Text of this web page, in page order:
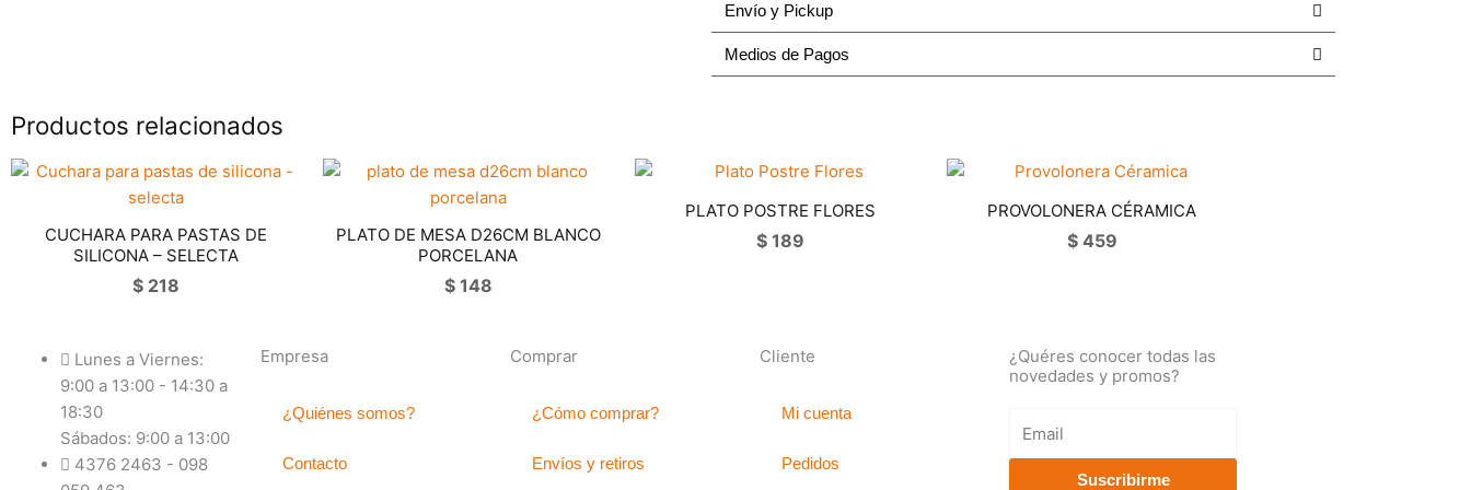
31CM
cantidad
Envío y Pickup
Medios de Pagos
Productos relacionados
CUCHARA PARA PASTAS DE
SILICONA – SELECTA
$ 218
PLATO DE MESA D26CM BLANCO
PORCELANA
$148
PLATO POSTRE FLORES
$189
PROVOLONERA CÉRAMICA
$459
Lunes a Viernes:
9:00 a 13:00 - 14:30 a
18:30
Sábados: 9:00 a 13:00
4376 2463 - 098
Empresa
¿Quiénes somos?
Contacto
Comprar
¿Cómo comprar?
Envíos y retiros
Cliente
Mi cuenta
Pedidos
¿Quéres conocer todas las
novedades y promos?
Suscribirme